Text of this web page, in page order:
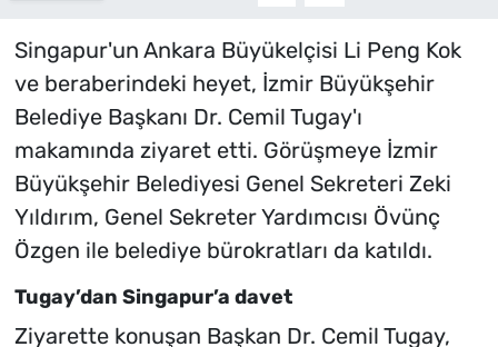
Singapur'un Ankara Büyükelçisi Li Peng Kok
ve beraberindeki heyet, İzmir Büyükşehir
Belediye Başkanı Dr. Cemil Tugay'ı
makamında ziyaret etti. Görüşmeye İzmir
Büyükşehir Belediyesi Genel Sekreteri Zeki
Yıldırım, Genel Sekreter Yardımcısı Övünç
Özgen ile belediye bürokratları da katıldı.
Tugay’dan Singapur’a davet
Ziyarette konuşan Başkan Dr. Cemil Tugay,